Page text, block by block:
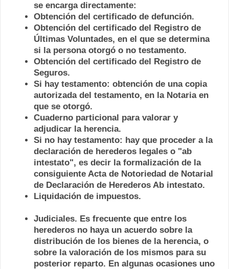
se encarga directamente:
Obtención del certificado de defunción.
Obtención del certificado del Registro de
Últimas Voluntades, en el que se determina
si la persona otorgó o no testamento.
Obtención del certificado del Registro de
Seguros.
Si hay testamento: obtención de una copia
autorizada del testamento, en la Notaria en
que se otorgó.
Cuaderno particional para valorar y
adjudicar la herencia.
Si no hay testamento: hay que proceder a la
declaración de herederos legales o "ab
intestato", es decir la formalización de la
consiguiente Acta de Notoriedad de Notarial
de Declaración de Herederos Ab intestato.
Liquidación de impuestos.
Judiciales. Es frecuente que entre los
herederos no haya un acuerdo sobre la
distribución de los bienes de la herencia, o
sobre la valoración de los mismos para su
posterior reparto. En algunas ocasiones uno